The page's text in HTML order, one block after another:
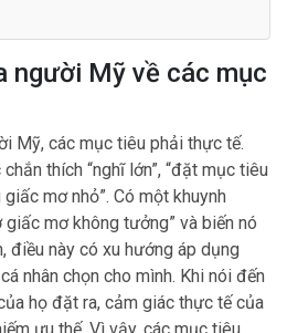
người Mỹ về các mục
Mỹ, các mục tiêu phải thực tế.
thích “nghĩ lớn”, “đặt mục tiêu
mơ nhỏ”. Có một khuynh
mơ không tưởng” và biến nó
điều này có xu hướng áp dụng
nhân chọn cho mình. Khi nói đến
họ đặt ra, cảm giác thực tế của